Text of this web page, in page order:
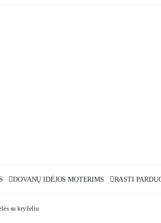
DOVANŲ IDĖJOS MOTERIMS RASTI
su kryželiu